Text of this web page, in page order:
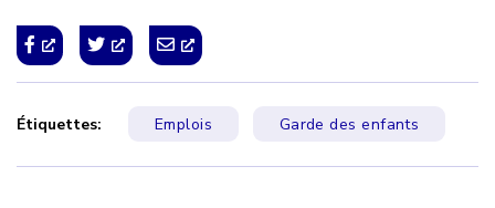
Étiquettes: Emplois Garde des enfants